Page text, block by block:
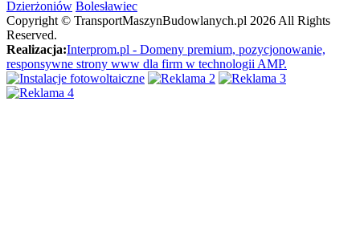
Dzierżoniów Bolesławiec
Copyright © TransportMaszynBudowlanych.pl 2026 All Rights
Reserved.
Realizacja:Interprom.pl - Domeny premium, pozycjonowanie,
responsywne strony www dla firm w technologii AMP.